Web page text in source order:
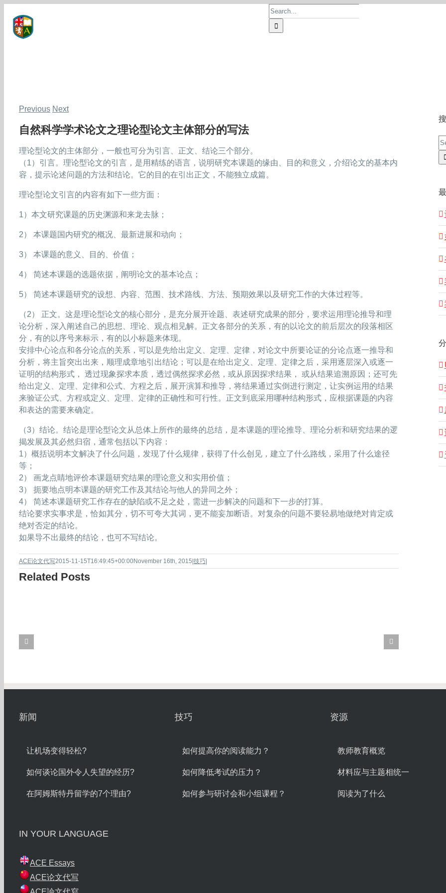
content
Search
for:
Previous Next
自然科学学术论文之理论型论文主体部分的写法
理论型论文的主体部分，一般也可分为引言、正文、结论三个部分。
（1）引言。理论型论文的引言，是用精练的语言，说明研究本课题的缘由、目的和意义，介绍论文的基本内
容，提示论述问题的方法和结论。它的目的在引出正文，不能独立成篇。
理论型论文引言的内容有如下一些方面：
1）本文研究课题的历史渊源和来龙去脉；
2） 本课题国内研究的概况、最新进展和动向；
3） 本课题的意义、目的、价值；
4） 简述本课题的选题依据，阐明论文的基本论点；
5） 简述本课题研究的设想、内容、范围、技术路线、方法、预期效果以及研究工作的大体过程等。
（2） 正文。这是理论型论文的核心部分，是充分展开诠题、表述研究成果的部分，要求运用理论推导和理
论分析，深入阐述自己的思想、理论、观点相见解。正文各部分的关系，有的以论文的前后层次的段落相区
分，有的以序号来标示，有的以小标题来体现。
安排中心论点和各分论点的关系，可以是先给出定义、定理、定律，对论文中所要论证的分论点逐一推导和
分析，将主旨突出出来，顺理成章地引出结论；可以是在给出定义、定理、定律之后，采用逐层深入或逐一
证明的结构形式， 透过现象探求本质，透过偶然探求必然，或从原因探求结果， 或从结果追溯原因；还可先
给出定义、定理、定律和公式、方程之后，展开演算和推导，将结果通过实倒进行测定，让实例运用的结果
来验证公式、方程或定义、定理、定律的正确性和可行性。正文到底采用哪种结构形式，应根据课题的内容
和表达的需要来确定。
（3）结论。结论是理论型论文从总体上所作的最终的总结，是本课题的理论推导、理论分析和研究结果的逻
揭发展及其必然归宿，通常包括以下内容：
1）概括说明本文解决了什么问题，发现了什么规律，获得了什么创见，建立了什么路线，采用了什么途径
等；
2） 画龙点睛地评价本课题研究结果的理论意义和实用价值；
3） 扼要地点明本课题的研究工作及其结论与他人的异同之外；
4） 简述本课题研究工作存在的缺陷或不足之处，需进一步解决的问题和下一步的打算。
结论要求实事求是，恰如其分，切不可夸大其词，更不能妄加断语。对复杂的问题不要轻易地做绝对肯定或
绝对否定的结论。
如果导不出最终的结论，也可不写结论。
ACE论文代写2015-11-15T16:49:45+00:00November 16th, 2015|技巧|
Related Posts
新闻
让机场变得轻松?
如何谈论国外令人失望的经历?
在阿姆斯特丹留学的7个理由?
技巧
如何提高你的阅读能力？
如何降低考试的压力？
如何参与研讨会和小组课程？
资源
教师教育概览
材料应与主题相统一
阅读为了什么
IN YOUR LANGUAGE
ACE Essays
ACE论文代写